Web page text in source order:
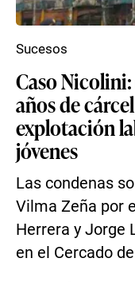
Caso
años de
explotación
jóvenes
Las condenas
Vilma Zeña por
Herrera y Jorge
en el Cercado
Sucesos